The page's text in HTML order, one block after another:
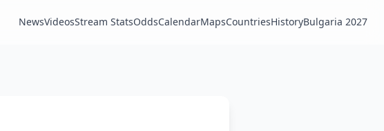
NewsVideosStream StatsOddsCalendarMapsCountriesHistoryBulgaria 2027